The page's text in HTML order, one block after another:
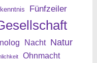
Fünfzeiler
Nacht Natur
Ohnmacht